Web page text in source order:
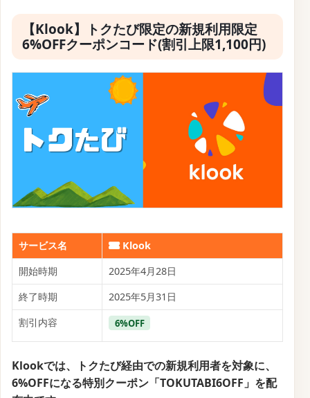
【Klook】トクたび限定の新規利用限定
6%OFFクーポンコード(割引上限1,100円)
サービス名
Klook
開始時期
2025年4月28日
終了時期
2025年5月31日
割引内容
6%OFF
Klookでは、トクたび経由での新規利用者を対象に、
6%OFFになる特別クーポン「TOKUTABI6OFF」を配